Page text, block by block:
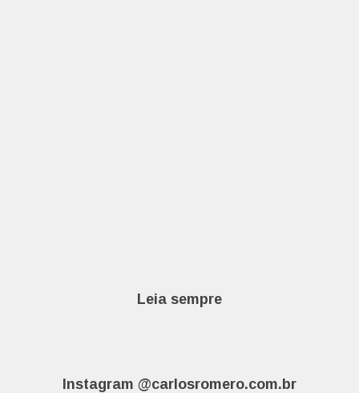
Leia sempre
Instagram @carlosromero.com.br